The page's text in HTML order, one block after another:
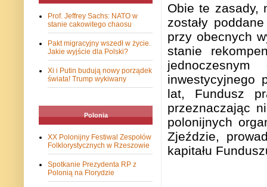
Obie te zasady,
zostały
przy obecnych
stanie
inwestycyjnego
lat, Fundusz
przeznaczając
polonijnych
Zjeździe,
kapitału
Prof. Jeffrey Sachs: NATO w
stanie cakowitego chaosu
Pakt migracyjny wszedł w życie.
Jakie wyjście dla Polski?
Xi i Putin budują nowy porządek
świata! Trump wykiwany
Polonia
XX Polonijny Festiwal Zespołów
Folklorystycznych w Rzeszowie
Spotkanie Prezydenta RP z
Polonią na Florydzie